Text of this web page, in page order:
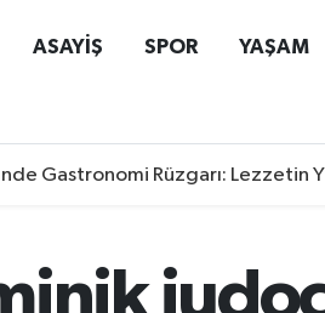
ASAYİŞ SPOR YAŞAM
Gastronomi Rüzgarı: Lezzetin